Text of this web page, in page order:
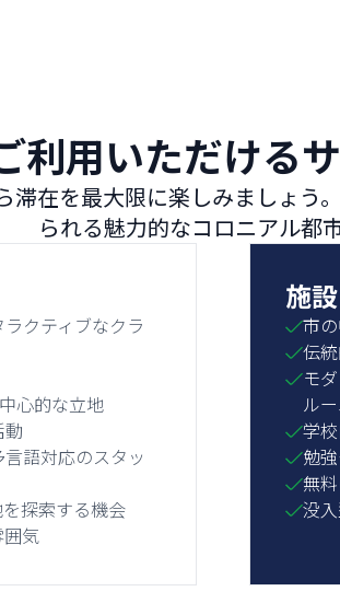
利用いただける
滞在を最大限に楽しみましょう
られる魅力的なコロニアル都市
クティブなクラ
心的な立地
動
語対応のスタッ
探索する機会
囲気
施
市
伝
モ
ル
学
勉
無
没